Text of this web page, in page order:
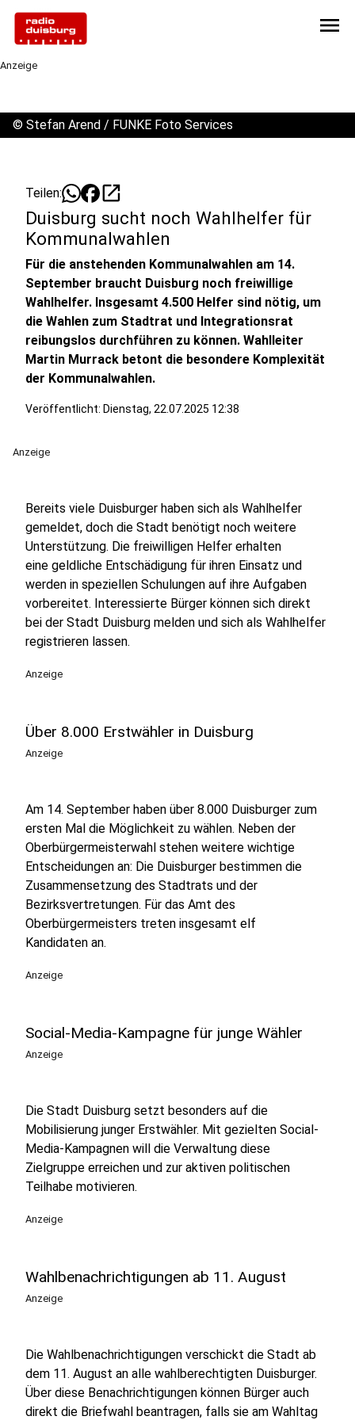
menu
Anzeige
© Stefan Arend / FUNKE Foto Services
Teilen: open_in_new
Duisburg sucht noch Wahlhelfer für
Kommunalwahlen
Für die anstehenden Kommunalwahlen am 14.
September braucht Duisburg noch freiwillige
Wahlhelfer. Insgesamt 4.500 Helfer sind nötig, um
die Wahlen zum Stadtrat und Integrationsrat
reibungslos durchführen zu können. Wahlleiter
Martin Murrack betont die besondere Komplexität
der Kommunalwahlen.
Veröffentlicht: Dienstag, 22.07.2025 12:38
Anzeige
Bereits viele Duisburger haben sich als Wahlhelfer
gemeldet, doch die Stadt benötigt noch weitere
Unterstützung. Die freiwilligen Helfer erhalten
eine geldliche Entschädigung für ihren Einsatz und
werden in speziellen Schulungen auf ihre Aufgaben
vorbereitet. Interessierte Bürger können sich direkt
bei der Stadt Duisburg melden und sich als Wahlhelfer
registrieren lassen.
Anzeige
Über 8.000 Erstwähler in Duisburg
Anzeige
Am 14. September haben über 8.000 Duisburger zum
ersten Mal die Möglichkeit zu wählen. Neben der
Oberbürgermeisterwahl stehen weitere wichtige
Entscheidungen an: Die Duisburger bestimmen die
Zusammensetzung des Stadtrats und der
Bezirksvertretungen. Für das Amt des
Oberbürgermeisters treten insgesamt elf
Kandidaten an.
Anzeige
Social-Media-Kampagne für junge Wähler
Anzeige
Die Stadt Duisburg setzt besonders auf die
Mobilisierung junger Erstwähler. Mit gezielten Social-
Media-Kampagnen will die Verwaltung diese
Zielgruppe erreichen und zur aktiven politischen
Teilhabe motivieren.
Anzeige
Wahlbenachrichtigungen ab 11. August
Anzeige
Die Wahlbenachrichtigungen verschickt die Stadt ab
dem 11. August an alle wahlberechtigten Duisburger.
Über diese Benachrichtigungen können Bürger auch
direkt die Briefwahl beantragen, falls sie am Wahltag